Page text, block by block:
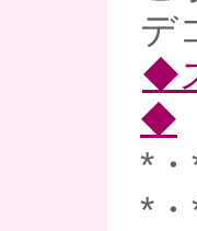
デ
◆
◆
*
*